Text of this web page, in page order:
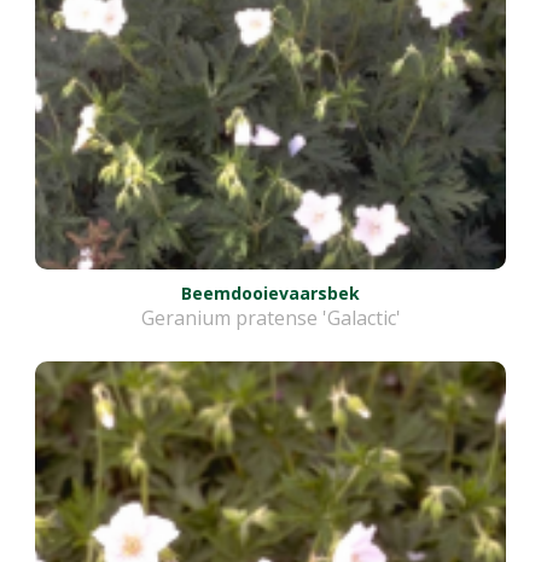
Beemdooievaarsbek
Geranium pratense 'Galactic'